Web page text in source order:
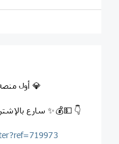
💎 أول منصه ذكيه تسمح لك بالتداول مجاناً 💎
✨ سارع بالإشتراك واجمع عملاتك الرقميه مجاناً ✨💰💵 👇